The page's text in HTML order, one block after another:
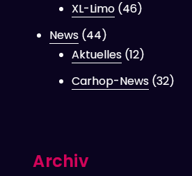
XL-Limo (46)
News (44)
Aktuelles (12)
Carhop-News (32)
Archiv